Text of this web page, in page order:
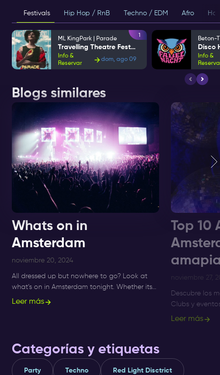
Festivals Hip Hop / RnB Techno / EDM Afro
ML KingPark | Parade
Travelling Theatre Festival
Info &
Reservar
dom, ago 09
1
Beton-T
Info &
Blogs similares
Whats on in
Amsterdam
noviembre 20, 2024
All dressed up but nowhere to go? Look at
what’s on in Amsterdam tonight. Whether its
Sunday, Monday or Saturday- there is always
Leer más
Top 10
noviembre 27,
Descubre los
Clubs y
Amsterdam
Leer más
Categorías y etiquetas
Party Techno Red Light Disctrict